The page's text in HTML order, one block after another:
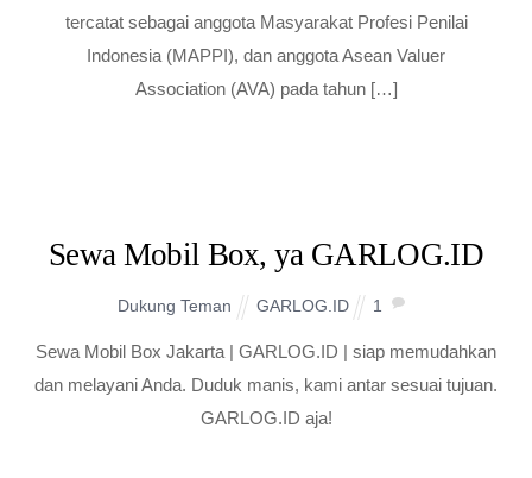
tercatat sebagai anggota Masyarakat Profesi Penilai
Indonesia (MAPPI), dan anggota Asean Valuer
Association (AVA) pada tahun […]
Sewa Mobil Box, ya GARLOG.ID
Dukung Teman GARLOG.ID 1
Sewa Mobil Box Jakarta | GARLOG.ID | siap memudahkan
dan melayani Anda. Duduk manis, kami antar sesuai tujuan.
GARLOG.ID aja!